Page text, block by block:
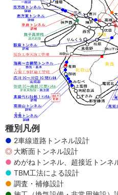
種別凡例
2車線道路トンネル設計
大断面トンネル設計
めがねトンネル、超接近トンネ
TBM工法による設計
調査・補修設計